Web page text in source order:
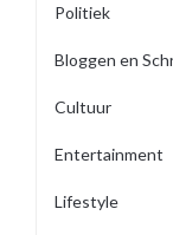
Politiek
Bloggen en
Cultuur
Entertainment
Lifestyle